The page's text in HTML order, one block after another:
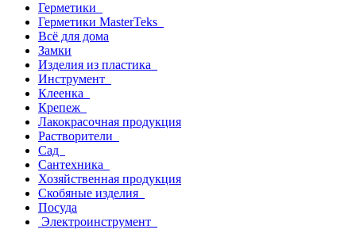
Герметики
Герметики MasterTeks
Всё для дома
Замки
Изделия из пластика
Инструмент
Клеенка
Крепеж
Лакокрасочная продукция
Растворители
Сад
Сантехника
Хозяйственная продукция
Скобяные изделия
Посуда
Электроинструмент